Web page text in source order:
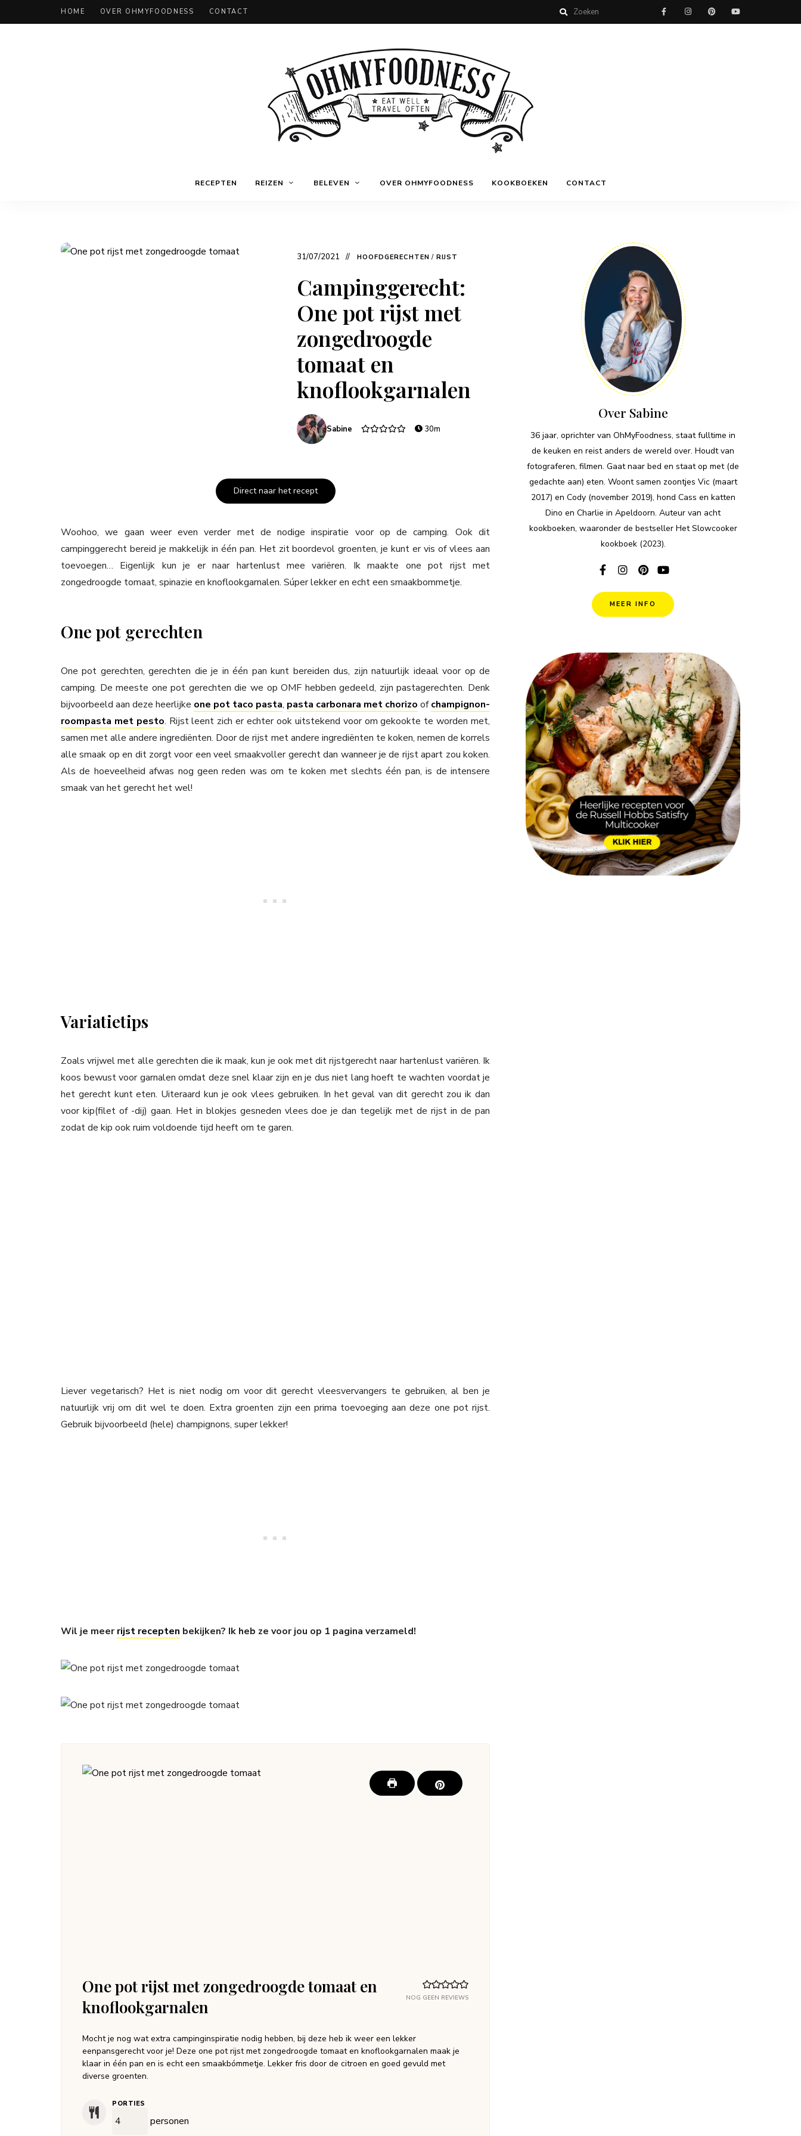
HOME OVER OHMYFOODNESS CONTACT
OhMyFoodness
well
Travel
RECEPTEN REIZEN BELEVEN OVER OHMYFOODNESS KOOKBOEKEN CONTACT
31/07/2021 HOOFDGERECHTEN / RIJST
Campinggerecht:
One pot rijst met
zongedroogde
tomaat en
knoflookgarnalen
Sabine 30m
Direct naar het recept
Woohoo, we gaan weer even verder met de nodige inspiratie voor op de camping. Ook dit
campinggerecht bereid je makkelijk in één pan. Het zit boordevol groenten, je kunt er vis of vlees aan
toevoegen… Eigenlijk kun je er naar hartenlust mee variëren. Ik maakte one pot rijst met
zongedroogde tomaat, spinazie en knoflookgarnalen. Súper lekker en echt een smaakbommetje.
One pot gerechten
One pot gerechten, gerechten die je in één pan kunt bereiden dus, zijn natuurlijk ideaal voor op de
camping. De meeste one pot gerechten die we op OMF hebben gedeeld, zijn pastagerechten. Denk
bijvoorbeeld aan deze heerlijke one pot taco pasta, pasta carbonara met chorizo ofchampignon-
roompasta met pesto. Rijst leent zich er echter ook uitstekend voor om gekookte te worden met,
samen met alle andere ingrediënten. Door de rijst met andere ingrediënten te koken, nemen de korrels
alle smaak op en dit zorgt voor een veel smaakvoller gerecht dan wanneer je de rijst apart zou koken.
Als de hoeveelheid afwas nog geen reden was om te koken met slechts één pan, is de intensere
smaak van het gerecht het wel!
Variatietips
Zoals vrijwel met alle gerechten die ik maak, kun je ook met dit rijstgerecht naar hartenlust variëren. Ik
koos bewust voor garnalen omdat deze snel klaar zijn en je dus niet lang hoeft te wachten voordat je
het gerecht kunt eten. Uiteraard kun je ook vlees gebruiken. In het geval van dit gerecht zou ik dan
voor kip(filet of -dij) gaan. Het in blokjes gesneden vlees doe je dan tegelijk met de rijst in de pan
zodat de kip ook ruim voldoende tijd heeft om te garen.
Liever vegetarisch? Het is niet nodig om voor dit gerecht vleesvervangers te gebruiken, al ben je
natuurlijk vrij om dit wel te doen. Extra groenten zijn een prima toevoeging aan deze one pot rijst.
Gebruik bijvoorbeeld (hele) champignons, super lekker!
Wil je meerrijst recepten bekijken? Ik heb ze voor jou op 1 pagina verzameld!
NOG GEEN REVIEWS
One pot rijst met zongedroogde tomaat en
knoflookgarnalen
Mocht je nog wat extra campinginspiratie nodig hebben, bij deze heb ik weer een lekker
eenpansgerecht voor je! Deze one pot rijst met zongedroogde tomaat en knoflookgarnalen maak je
klaar in één pan en is echt een smaakbómmetje. Lekker fris door de citroen en goed gevuld met
diverse groenten.
PORTIES
personen
Over Sabine
36 jaar, oprichter van OhMyFoodness, staat fulltime in
de keuken en reist anders de wereld over. Houdt van
fotograferen, filmen. Gaat naar bed en staat op met (de
gedachte aan) eten. Woont samen zoontjes Vic (maart
2017) en Cody (november 2019), hond Cass en katten
Dino en Charlie in Apeldoorn. Auteur van acht
kookboeken, waaronder de bestseller Het Slowcooker
kookboek (2023).
MEER INFO